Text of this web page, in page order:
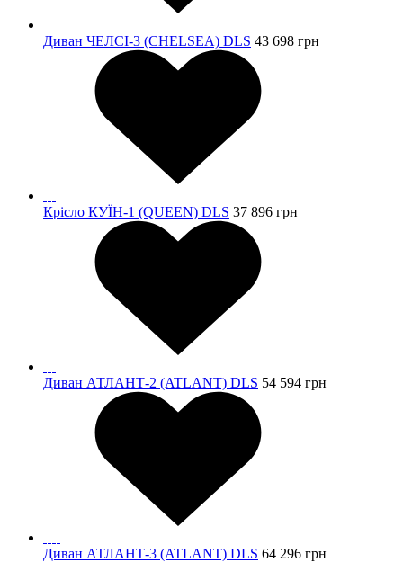
Диван ЧЕЛСІ-3 (CHELSEA) DLS 43 698 грн
Крісло КУЇН-1 (QUEEN) DLS 37 896 грн
Диван АТЛАНТ-2 (ATLANT) DLS 54 594 грн
Диван АТЛАНТ-3 (ATLANT) DLS 64 296 грн